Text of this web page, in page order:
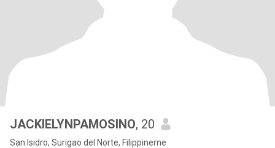
JACKIELYNPAMOSINO, 20
San Isidro, Surigao del Norte, Filippinerne